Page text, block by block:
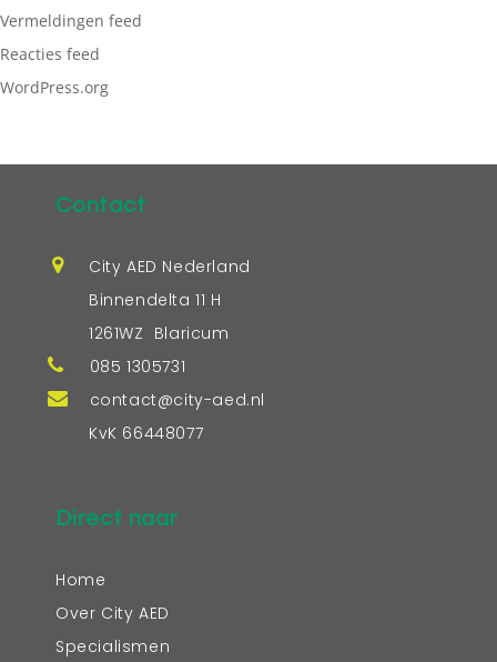
Vermeldingen feed
Reacties feed
WordPress.org
Contact
City AED Nederland
Binnendelta 11 H
1261WZ Blaricum
085 1305731
contact@city-aed.nl
KvK 66448077
Direct naar
Home
Over City AED
Specialismen